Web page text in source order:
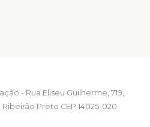
- Rua Eliseu Guilherme, 719,
Preto CEP 14025-020